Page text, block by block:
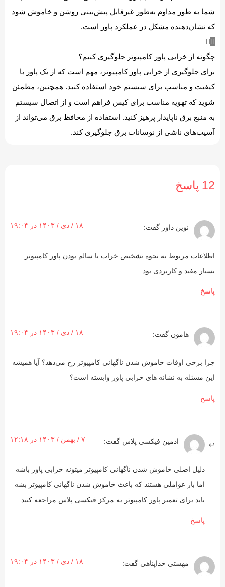
شما به طور مداوم به‌طور غیرقابل پیش‌بینی روشن و خاموش شود
که نشان‌دهنده مشکل در عملکرد پاور است.
چگونه از خرابی پاور کامپیوتر جلوگیری کنیم؟
برای جلوگیری از خرابی پاور کامپیوتر، مهم است که از یک پاور با
کیفیت و مناسب برای سیستم خود استفاده کنید. همچنین، مطمئن
شوید که تهویه مناسب برای کیس فراهم است و از اتصال سیستم
به منبع برق ناپایدار پرهیز کنید. استفاده از محافظ برق می‌تواند از
آسیب‌های ناشی از نوسانات برق جلوگیری کند.
12 پاسخ
نوین داور گفت: ۱۸ / دی / ۱۴۰۳ در ۱۹:۰۴
اطلاعات مربوط به نحوه تشخیص خراب یا سالم بودن پاور کامپیوتر
بسیار مفید و کاربردی بود
پاسخ
هامون گفت: ۱۸ / دی / ۱۴۰۳ در ۱۹:۰۴
چرا برخی اوقات خاموش شدن ناگهانی کامپیوتر رخ می‌دهد؟ آیا همیشه
این مسئله به نشانه های خرابی پاور وابسته است؟
پاسخ
ادمین فیکسی پلاس گفت: ۷ / بهمن / ۱۴۰۳ در ۱۲:۱۸
دلیل اصلی خاموش شدن ناگهانی کامپیوتر میتونه خرابی پاور باشه
اما باز عواملی هستند که باعث خاموش شدن ناگهانی کامپیوتر بشه
باید برای تعمیر پاور کامپیوتر به مرکز فیکسی پلاس مراجعه کنید
پاسخ
مهستی خداپناهی گفت: ۱۸ / دی / ۱۴۰۳ در ۱۹:۰۴